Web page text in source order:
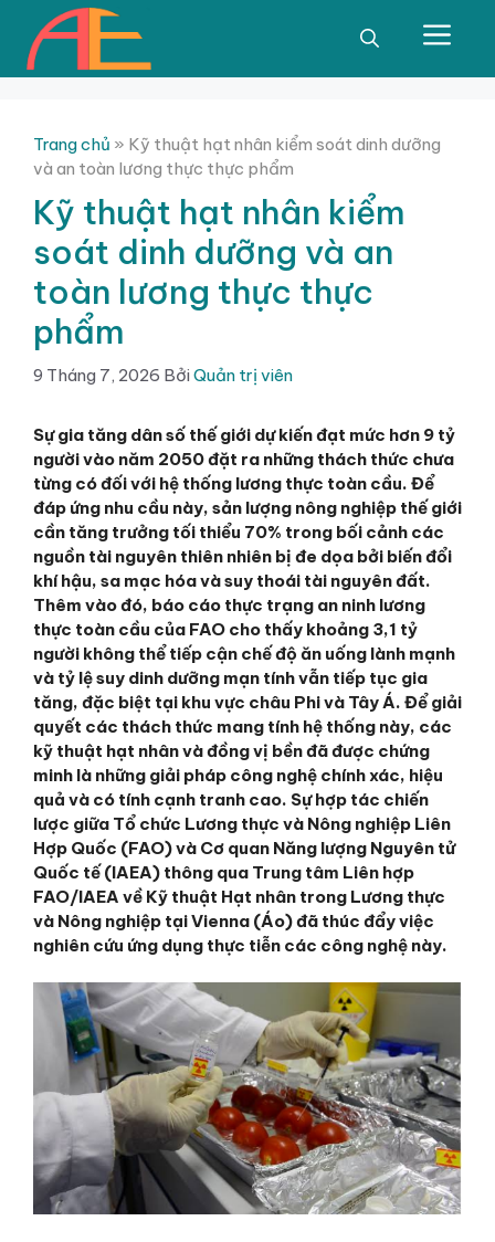
Chuyển
dung
Trang chủ » Kỹ thuật hạt nhân kiểm soát dinh dưỡng
và an toàn lương thực thực phẩm
Kỹ thuật hạt nhân kiểm
soát dinh dưỡng và an
toàn lương thực thực
phẩm
9 Tháng 7, 2026 BởiQuản trị viên
Sự gia tăng dân số thế giới dự kiến đạt mức hơn 9 tỷ
người vào năm 2050 đặt ra những thách thức chưa
từng có đối với hệ thống lương thực toàn cầu. Để
đáp ứng nhu cầu này, sản lượng nông nghiệp thế giới
cần tăng trưởng tối thiểu 70% trong bối cảnh các
nguồn tài nguyên thiên nhiên bị đe dọa bởi biến đổi
khí hậu, sa mạc hóa và suy thoái tài nguyên đất.
Thêm vào đó, báo cáo thực trạng an ninh lương
thực toàn cầu của FAO cho thấy khoảng 3,1 tỷ
người không thể tiếp cận chế độ ăn uống lành mạnh
và tỷ lệ suy dinh dưỡng mạn tính vẫn tiếp tục gia
tăng, đặc biệt tại khu vực châu Phi và Tây Á. Để giải
quyết các thách thức mang tính hệ thống này, các
kỹ thuật hạt nhân và đồng vị bền đã được chứng
minh là những giải pháp công nghệ chính xác, hiệu
quả và có tính cạnh tranh cao. Sự hợp tác chiến
lược giữa Tổ chức Lương thực và Nông nghiệp Liên
Hợp Quốc (FAO) và Cơ quan Năng lượng Nguyên tử
Quốc tế (IAEA) thông qua Trung tâm Liên hợp
FAO/IAEA về Kỹ thuật Hạt nhân trong Lương thực
và Nông nghiệp tại Vienna (Áo) đã thúc đẩy việc
nghiên cứu ứng dụng thực tiễn các công nghệ này.